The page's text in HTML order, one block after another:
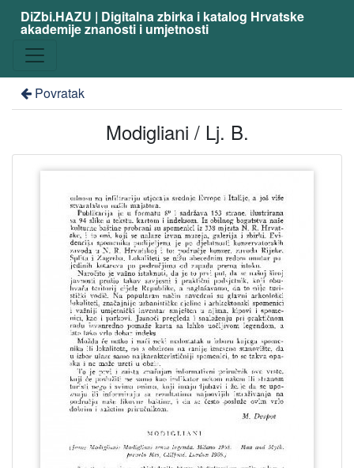
DiZbi.HAZU | Digitalna zbirka i katalog Hrvatske
akademije znanosti i umjetnosti
Povratak
Modigliani / Lj. B.